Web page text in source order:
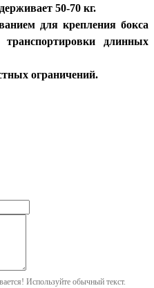
50-70 кг.
для крепления бокса
длинных
ограничений.
Используйте обычный текст.